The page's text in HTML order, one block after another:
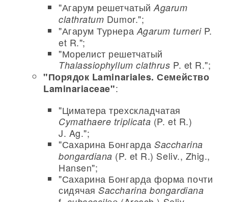
"Агарум решетчатыйAgarum
clathratum Dumor.";
"Агарум Турнера Agarum turneriP.
et R.";
"Морелист решетчатый
Thalassiophyllum clathrus P. et R.";
"Порядок Laminariales. Семейство
Laminariaceae":
"Циматера трехскладчатая
Cymathaere triplicata (P. et R.)
J. Ag.";
"Сахарина БонгардаSaccharina
bongardiana (P. et R.) Seliv., Zhig.,
Hansen";
"Сахарина Бонгарда форма почти
сидячаяSaccharina bongardiana